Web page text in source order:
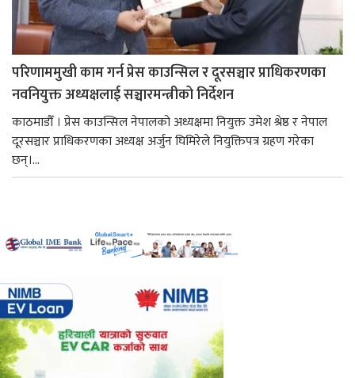
परिणाममुखी काम गर्न प्रेस काउन्सिल र दूरसञ्चार प्राधिकरणका
नवनियुक्त अध्यक्षलाई सञ्चारमन्त्रीको निर्देशन
काठमाडौँ । प्रेस काउन्सिल नेपालको अध्यक्षमा नियुक्त उमेश श्रेष्ठ र नेपाल
दूरसञ्चार प्राधिकरणका अध्यक्ष अर्जुन घिमिरेले नियुक्तिपत्र ग्रहण गरेका
छन्।...